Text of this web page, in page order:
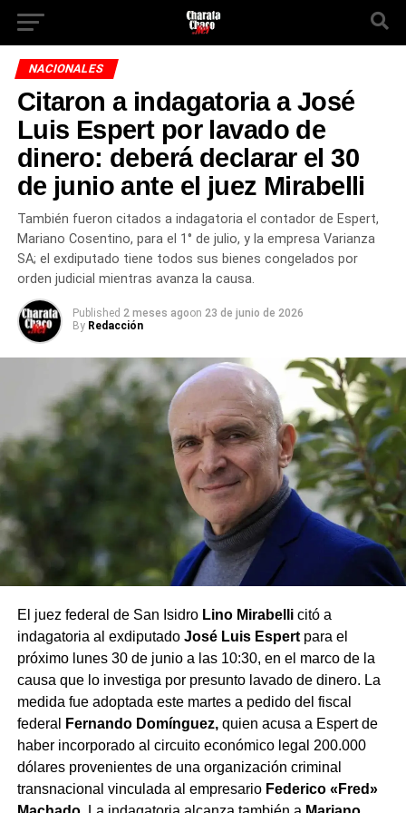
NACIONALES
Citaron a indagatoria a José
Luis Espert por lavado de
dinero: deberá declarar el 30
de junio ante el juez Mirabelli
También fueron citados a indagatoria el contador de Espert,
Mariano Cosentino, para el 1° de julio, y la empresa Varianza
SA; el exdiputado tiene todos sus bienes congelados por
orden judicial mientras avanza la causa.
Published 2 meses agoon 23 de junio de 2026
By Redacción
El juez federal de San Isidro Lino Mirabellicitó a
indagatoria al exdiputado José Luis Espertpara el
próximo lunes 30 de junio a las 10:30, en el marco de la
causa que lo investiga por presunto lavado de dinero. La
medida fue adoptada este martes a pedido del fiscal
federal
Fernando Domínguez,quien acusa a Espert de
haber incorporado al circuito económico legal 200.000
dólares provenientes de una organización criminal
transnacional vinculada al empresario Federico «Fred»